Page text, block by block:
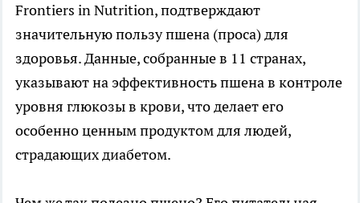
Frontiers in Nutrition, подтверждают
значительную пользу пшена (проса) для
здоровья. Данные, собранные в 11 странах,
указывают на эффективность пшена в контроле
уровня глюкозы в крови, что делает его
особенно ценным продуктом для людей,
страдающих диабетом.